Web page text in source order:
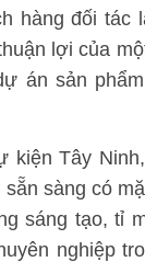
hàng đối tác
lợi của
án sản
kiện Tây
sàng có
sáng tạo, tỉ
nghiệp